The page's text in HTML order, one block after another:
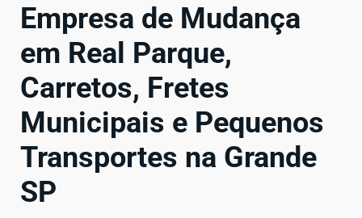
Empresa de Mudança
em Real Parque,
Carretos, Fretes
Municipais e Pequenos
Transportes na Grande
SP